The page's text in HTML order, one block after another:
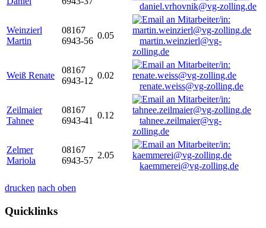
daniel.vrhovnik@vg-zolling.de
Weinzierl
Martin
08167
6943-56
0.05
martin.weinzierl@vg-
zolling.de
Weiß Renate
08167
6943-12
0.02
renate.weiss@vg-zolling.de
Zeilmaier
Tahnee
08167
6943-41
0.12
tahnee.zeilmaier@vg-
zolling.de
Zelmer
Mariola
08167
6943-57
2.05
kaemmerei@vg-zolling.de
drucken nach oben
Quicklinks